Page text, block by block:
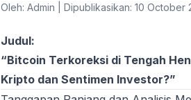
Oleh: Admin Dipublikasikan: 10 October
Judul:
“Bitcoin Terkoreksi di Tengah
Kripto dan Sentimen Investor?”